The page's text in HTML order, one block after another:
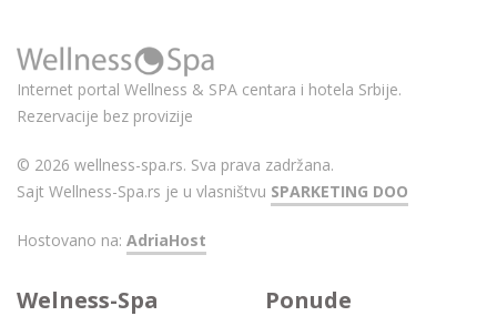
Internet portal Wellness & SPA centara i hotela Srbije.
Rezervacije bez provizije
© 2026 wellness-spa.rs. Sva prava zadržana.
Sajt Wellness-Spa.rs je u vlasništvu SPARKETING DOO
Hostovano na: AdriaHost
Welness-Spa Ponude